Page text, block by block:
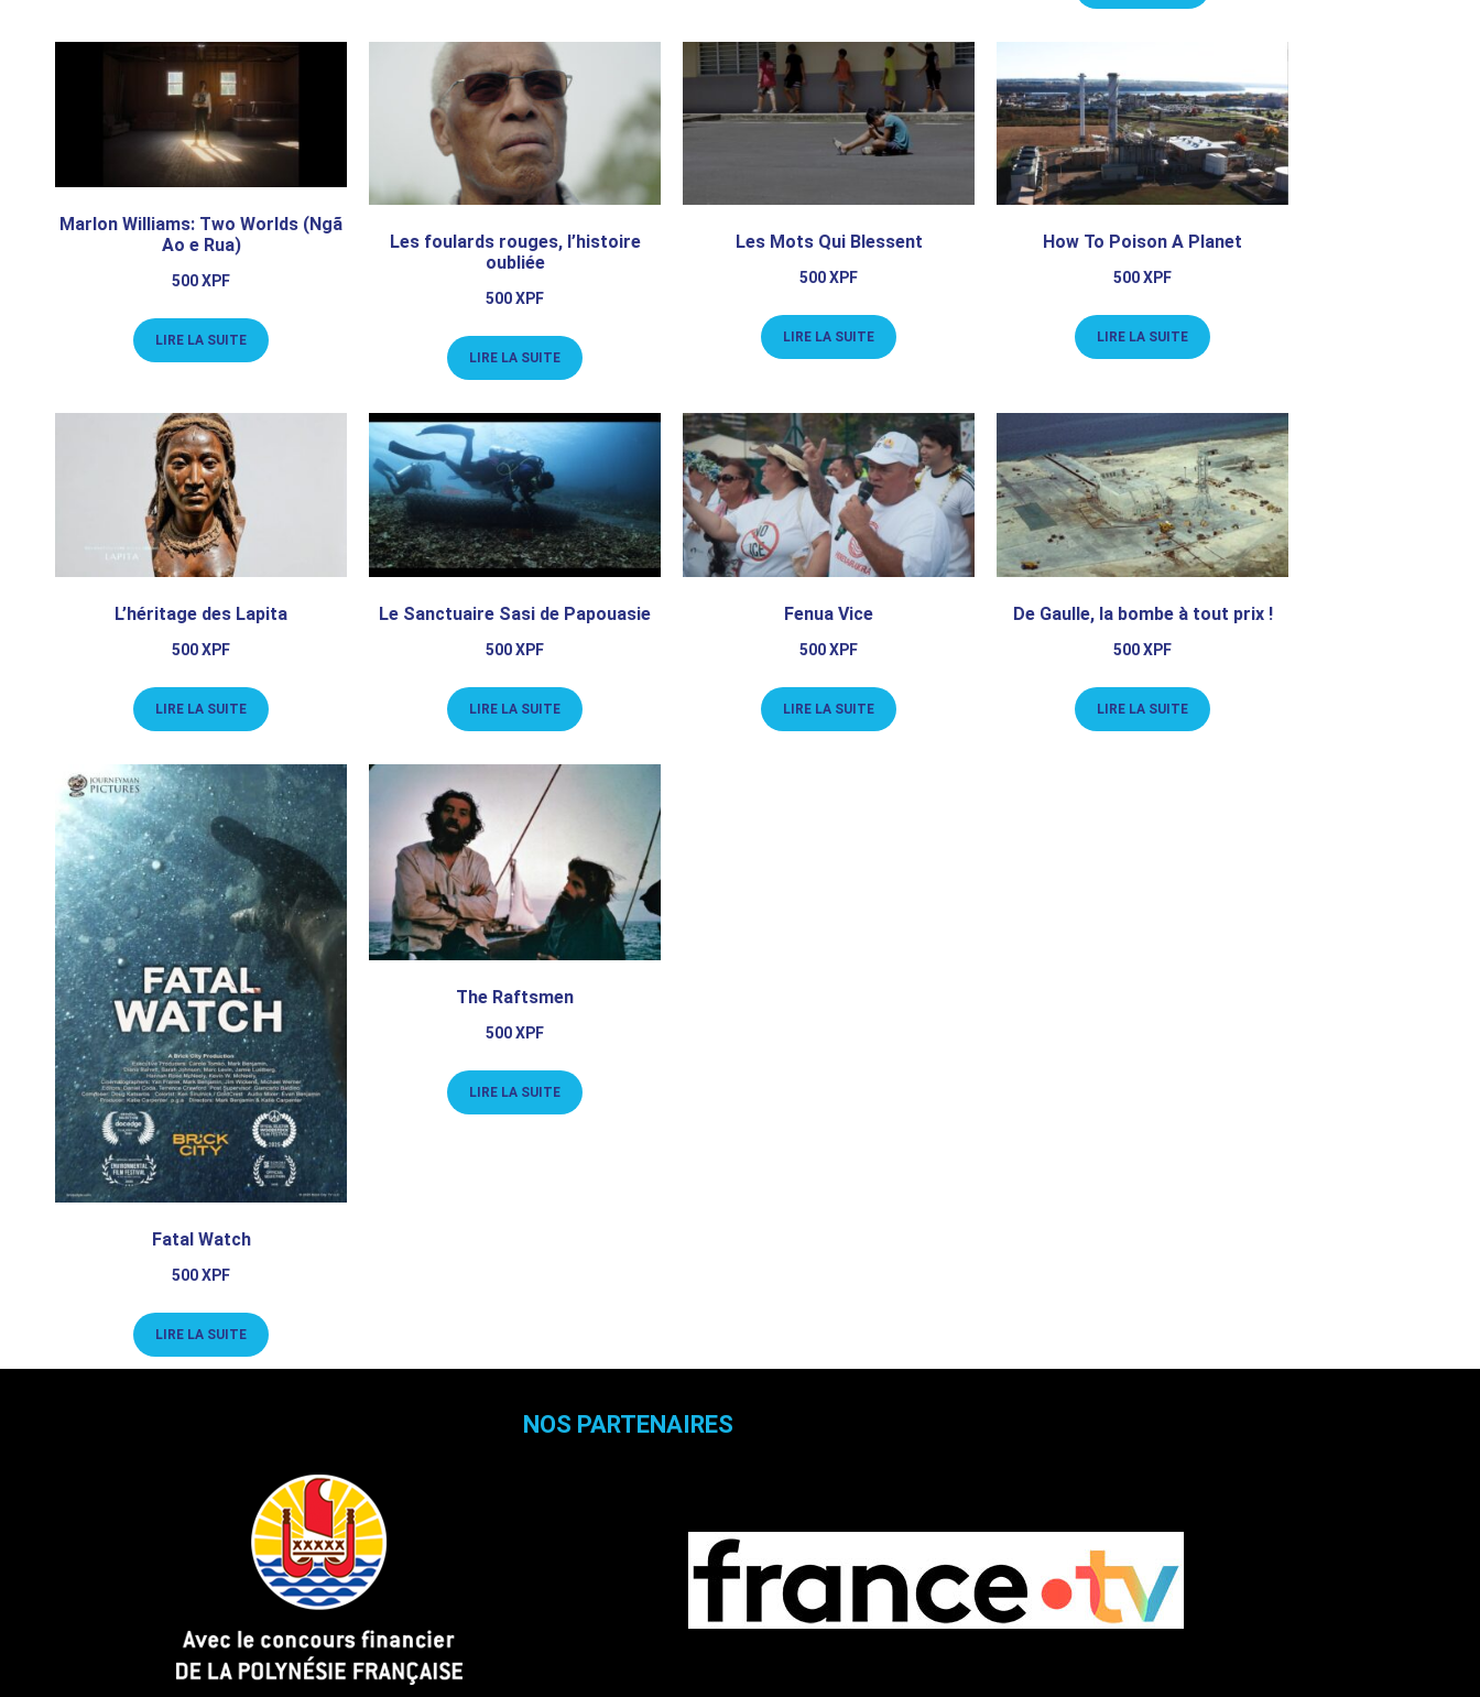
Marlon Williams: Two Worlds (Ngã
Ao e Rua)
500XPF
LIRE LA SUITE
Les foulards rouges, l’histoire
oubliée
500XPF
LIRE LA SUITE
Les Mots Qui Blessent
500XPF
LIRE LA SUITE
How To Poison A Planet
500XPF
LIRE LA SUITE
L’héritage des Lapita
500XPF
LIRE LA SUITE
Le Sanctuaire Sasi de Papouasie
500XPF
LIRE LA SUITE
Fenua Vice
500XPF
LIRE LA SUITE
De Gaulle, la bombe à tout prix !
500XPF
LIRE LA SUITE
Fatal Watch
500XPF
LIRE LA SUITE
The Raftsmen
500XPF
LIRE LA SUITE
NOS PARTENAIRES